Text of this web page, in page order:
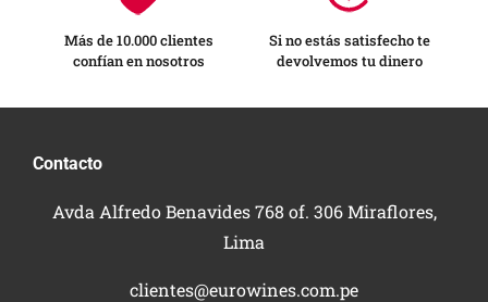
Más de 10.000 clientes
confían en nosotros
Si no estás satisfecho te
devolvemos tu dinero
Contacto
Avda Alfredo Benavides 768 of. 306 Miraflores,
Lima
clientes@eurowines.com.pe